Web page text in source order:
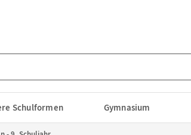
Schulformen Gymnasium